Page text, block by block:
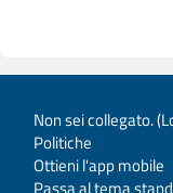
Non sei collegato. (
Politiche
Ottieni l'app mobile
Passa al tema